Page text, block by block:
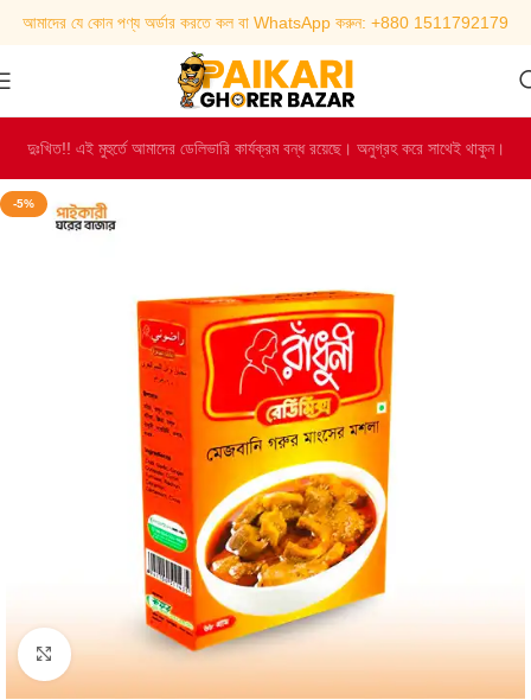
আমাদের যে কোন পণ্য অর্ডার করতে কল বা WhatsApp করুন: +880 1511792179
দুঃখিত!! এই মুহুর্তে আমাদের ডেলিভারি কার্যক্রম বন্ধ রয়েছে। অনুগ্রহ করে সাথেই থাকুন।
-5%
Click to enlarge